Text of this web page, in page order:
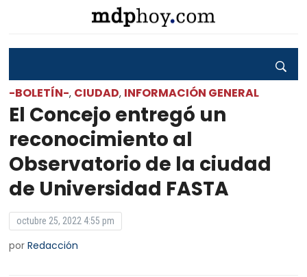
-BOLETÍN-, CIUDAD, INFORMACIÓN GENERAL
El Concejo entregó un
reconocimiento al
Observatorio de la ciudad
de Universidad FASTA
octubre 25, 2022 4:55 pm
porRedacción